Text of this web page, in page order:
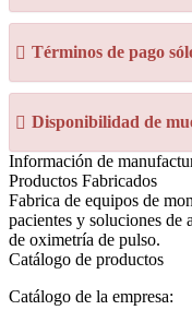
Términos de pago
Disponibilidad de
Información de
Productos Fabricados
Fabrica de equipos de
pacientes y soluciones de
de oximetría de pulso.
Catálogo de productos
Catálogo de la empresa: